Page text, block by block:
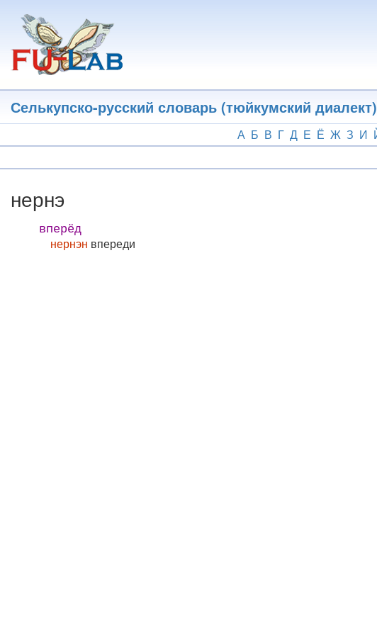
основному
содержанию
Селькупско-русский словарь (тюйкумский диалект)
А Б В Г Д Е Ё Ж З И
нернэ
вперёд
нернэн впереди